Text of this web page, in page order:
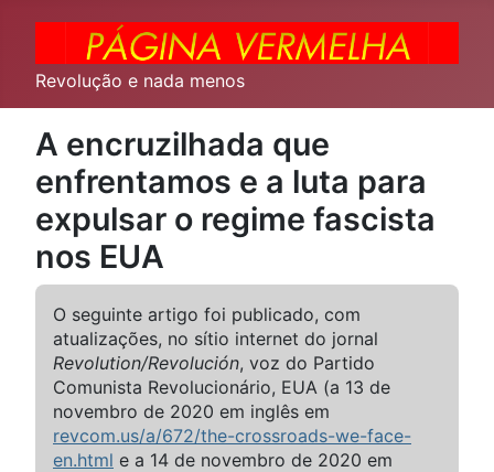
Revolução e nada menos
A encruzilhada que
enfrentamos e a luta para
expulsar o regime fascista
nos EUA
O seguinte artigo foi publicado, com
atualizações, no sítio internet do jornal
Revolution/Revolución, voz do Partido
Comunista Revolucionário, EUA (a 13 de
novembro de 2020 em inglês em
revcom.us/a/672/the-crossroads-we-face-
en.html e a 14 de novembro de 2020 em